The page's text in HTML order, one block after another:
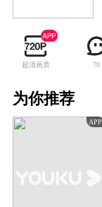
超清画质 70
为你推荐
APP